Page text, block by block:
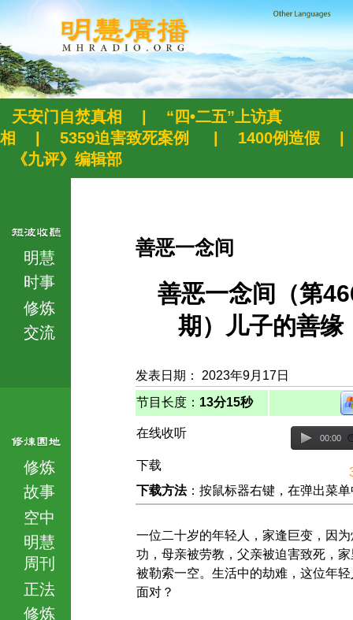
天安门自焚真相
“四•二五”上访真
相
5359迫害致死案例 1400例造假
《九评》编辑部
明慧
时事
修炼
交流
修炼
故事
空中
明慧
周刊
正法
修炼
善恶一念间
善恶一念间（第
期）儿子的善缘
发表日期： 2023年9月17日
节目长度： 13分15秒
在线收听 00:00
下载
下载方法：按鼠标器右键，在弹出菜
一位二十岁的年轻人，家逢巨变，因
功，母亲被劳教，父亲被迫害致死，
被勒索一空。生活中的劫难，这位年
面对？